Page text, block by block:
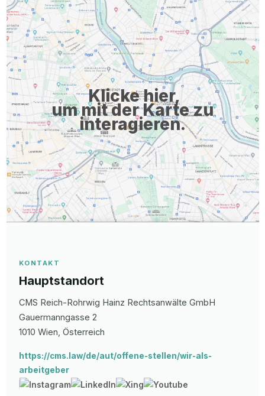
Klicke hier,
um mit der Karte zu
interagieren.
KONTAKT
Hauptstandort
CMS Reich-Rohrwig Hainz Rechtsanwälte GmbH
Gauermanngasse 2
1010 Wien , Österreich
https://cms.law/de/aut/offene-stellen/wir-als-
arbeitgeber